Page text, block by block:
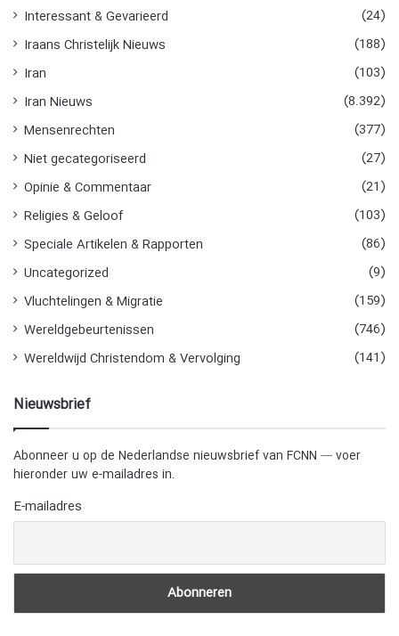
Interessant & Gevarieerd
(24)
Iraans Christelijk Nieuws
(188)
Iran
(103)
Iran Nieuws
(8.392)
Mensenrechten
(377)
Niet gecategoriseerd
(27)
Opinie & Commentaar
(21)
Religies & Geloof
(103)
Speciale Artikelen & Rapporten
(86)
Uncategorized
(9)
Vluchtelingen & Migratie
(159)
Wereldgebeurtenissen
(746)
Wereldwijd Christendom & Vervolging
(141)
Nieuwsbrief
Abonneer u op de Nederlandse nieuwsbrief van FCNN — voer
hieronder uw e-mailadres in.
E-mailadres